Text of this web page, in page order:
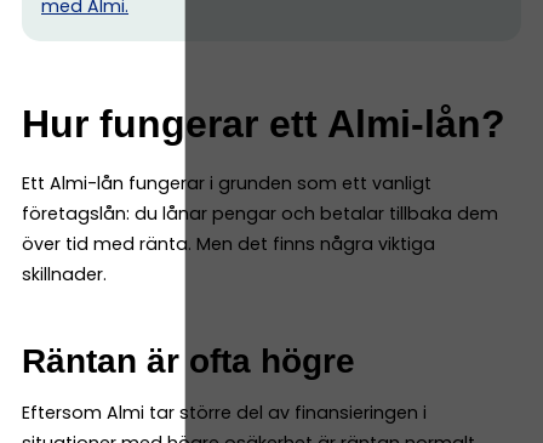
med Almi.
Hur fungerar ett Almi-lån?
Ett Almi-lån fungerar i grunden som ett vanligt
företagslån: du lånar pengar och betalar tillbaka dem
över tid med ränta. Men det finns några viktiga
skillnader.
Räntan är ofta högre
Eftersom Almi tar större del av finansieringen i